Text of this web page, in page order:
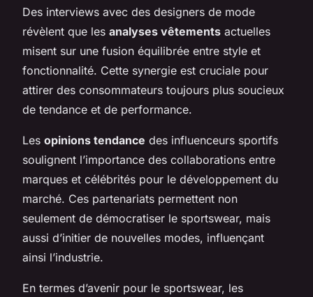
Des interviews avec des designers de mode
révèlent que les analyses vêtements actuelles
misent sur une fusion équilibrée entre style et
fonctionnalité. Cette synergie est cruciale pour
attirer des consommateurs toujours plus soucieux
de tendance et de performance.
Les opinions tendance des influenceurs sportifs
soulignent l’importance des collaborations entre
marques et célébrités pour le développement du
marché. Ces partenariats permettent non
seulement de démocratiser le sportswear, mais
aussi d’initier de nouvelles modes, influençant
ainsi l’industrie.
En termes d’avenir pour le sportswear, les